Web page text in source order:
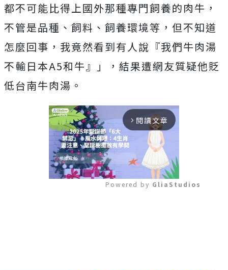
都不可能比得上國外那種專門飼養的肉牛，
不管是品種、飼料、飼養環境等，但不知道
怎麼回事，我竟然看到有人說『我們牛肉湯
不輸日本A5和牛』」，結果遭網友質疑他貶
低台南牛肉湯。
arrow_forward_ios 閱讀文章
Powered by GliaStudios